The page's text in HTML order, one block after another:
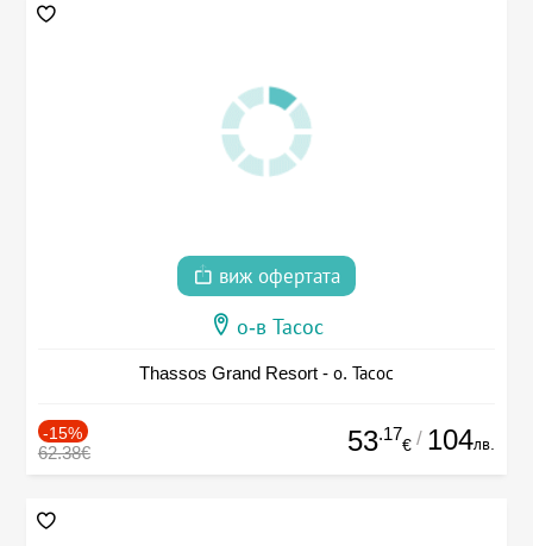
виж офертата
о-в Тасос
Thassos Grand Resort - о. Тасос
-15%
62.38€ 53.17
€ / 104лв.